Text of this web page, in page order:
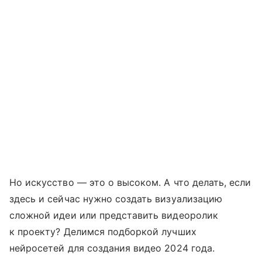
Но искусство — это о высоком. А что делать, если
здесь и сейчас нужно создать визуализацию
сложной идеи или представить видеоролик
к проекту? Делимся подборкой лучших
нейросетей для создания видео 2024 года.